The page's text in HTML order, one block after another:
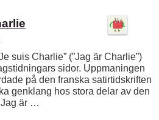
suis Charlie” (”Jag är Charlie”)
sidor. Uppmaningen
på den franska satirtidskriften
genklang hos stora delar av den
Jag är …